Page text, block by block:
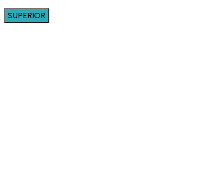
SUPERIOR